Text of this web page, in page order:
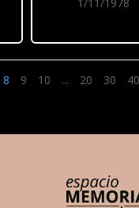
8 9 10 ... 20 30 40